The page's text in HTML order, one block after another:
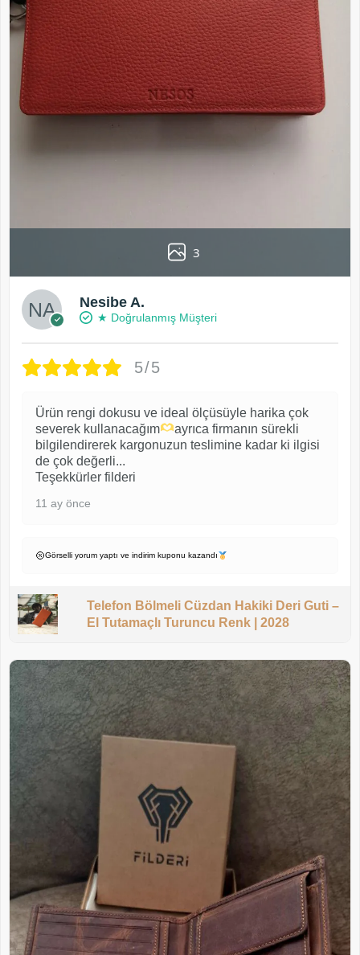
3
Nesibe A.
★ Doğrulanmış Müşteri
5/5
Ürün rengi dokusu ve ideal ölçüsüyle harika çok
severek kullanacağım
ayrıca firmanın sürekli
bilgilendirerek kargonuzun teslimine kadar ki ilgisi
de çok değerli...
Teşekkürler filderi
11 ay önce
Görselli yorum yaptı ve indirim kuponu kazandı
Telefon Bölmeli Cüzdan Hakiki Deri Guti –
El Tutamaçlı Turuncu Renk | 2028